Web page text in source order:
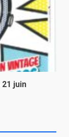
juin